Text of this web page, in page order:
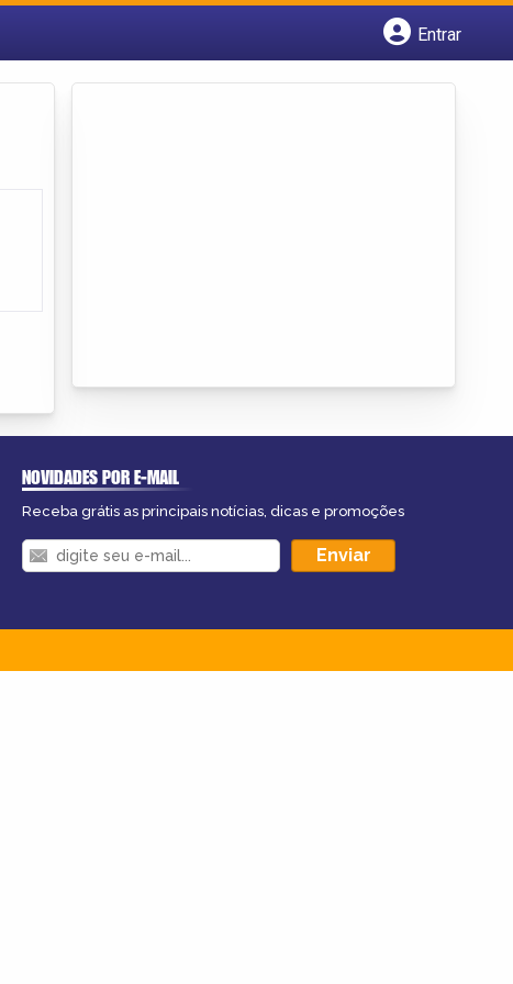
Entrar
NOVIDADES POR E-MAIL
Receba grátis as principais notícias, dicas e promoções